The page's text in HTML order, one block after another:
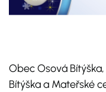
Obec Osová
Bítýška a Mateřské